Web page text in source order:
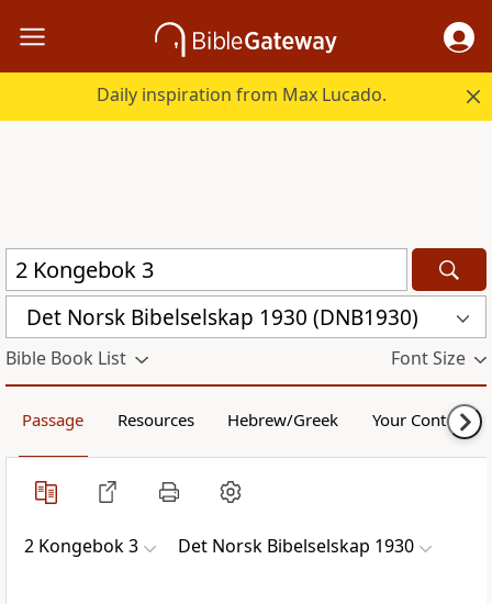
Daily inspiration from Max Lucado.
Det Norsk Bibelselskap 1930 (DNB1930)
Bible Book List Font Size
Passage Resources Hebrew/Greek Your Content
2 Kongebok 3 Det Norsk Bibelselskap 1930